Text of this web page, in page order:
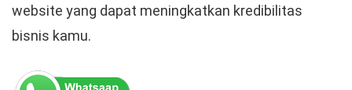
website yang dapat meningkatkan kredibilitas
bisnis kamu.